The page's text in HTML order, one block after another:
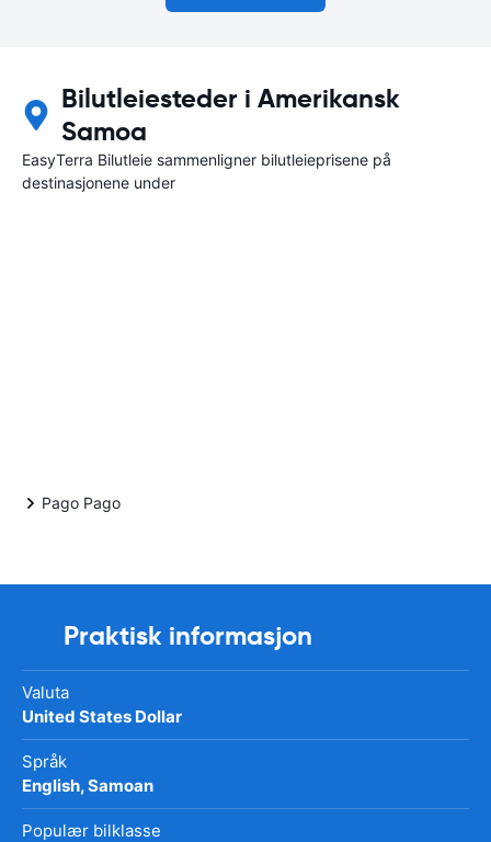
Bilutleiesteder i Amerikansk
Samoa
EasyTerra Bilutleie sammenligner bilutleieprisene på
destinasjonene under
Pago Pago
Praktisk informasjon
Valuta
United States Dollar
Språk
English, Samoan
Populær bilklasse